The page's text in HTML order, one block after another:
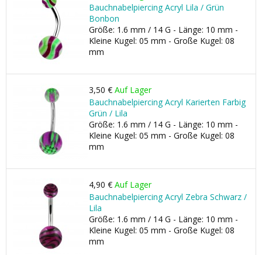
Bauchnabelpiercing Acryl Lila / Grün
Bonbon
Größe: 1.6 mm / 14 G - Länge: 10 mm -
Kleine Kugel: 05 mm - Große Kugel: 08
mm
3,50 € Auf Lager
Bauchnabelpiercing Acryl Karierten Farbig
Grün / Lila
Größe: 1.6 mm / 14 G - Länge: 10 mm -
Kleine Kugel: 05 mm - Große Kugel: 08
mm
4,90 € Auf Lager
Bauchnabelpiercing Acryl Zebra Schwarz /
Lila
Größe: 1.6 mm / 14 G - Länge: 10 mm -
Kleine Kugel: 05 mm - Große Kugel: 08
mm